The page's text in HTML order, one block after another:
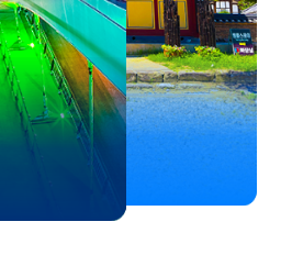
년 고찰까지!뚜벅이 여행자 주목🚶
양양 1박 2일 코스
백제의 숨결을 따라,
부여에서 만나는 여름
<호프>, <동궁> 여운 따라🎬
실속 있게 떠나는 해남 여행
로컬 감성 수집!
전국 로컬 기념품숍 3곳⭐
우리말이 더 재미있어지는
세종 한글 여행
숲길부터 천년 고찰까지!
마음에 쉼을 더하는 부안
뚜벅이 여행자 주목🚶
양양 1박 2일 코스
백제의 숨결을 따라,
부여에서 만나는 여름